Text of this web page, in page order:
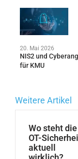
20. Mai 2026
NIS2 und
für KMU
Weitere Artikel
Wo steht die
OT-
aktuell